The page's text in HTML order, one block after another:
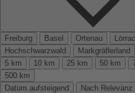
Freiburg
Basel Ortenau
Hochschwarzwald
Markgräflerland
5 km
10 km 25 km 50 km
500 km
Datum aufsteigend
Nach Relevanz